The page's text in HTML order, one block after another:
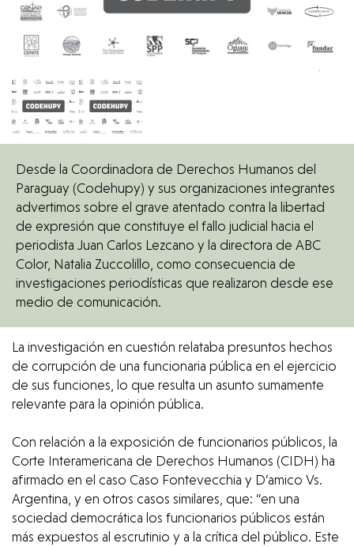
Tecno
MÁS
VISTOS
Desde la Coordinadora de Derechos Humanos del
Paraguay (Codehupy) y sus organizaciones integrantes
advertimos sobre el grave atentado contra la libertad
de expresión que constituye el fallo judicial hacia el
periodista Juan Carlos Lezcano y la directora de ABC
Color, Natalia Zuccolillo, como consecuencia de
investigaciones periodísticas que realizaron desde ese
medio de comunicación.
La investigación en cuestión relataba presuntos hechos
de corrupción de una funcionaria pública en el ejercicio
de sus funciones, lo que resulta un asunto sumamente
relevante para la opinión pública.
Con relación a la exposición de funcionarios públicos, la
Corte Interamericana de Derechos Humanos (CIDH) ha
afirmado en el caso Caso Fontevecchia y D’amico Vs.
Argentina, y en otros casos similares, que: “en una
sociedad democrática los funcionarios públicos están
más expuestos al escrutinio y a la crítica del público. Este